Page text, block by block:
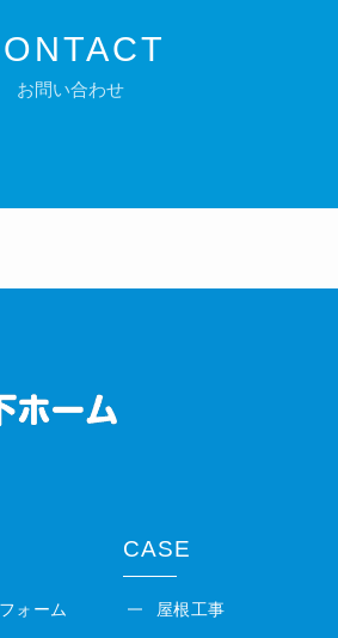
お問い合わせ
ォーム
CASE
屋根工事